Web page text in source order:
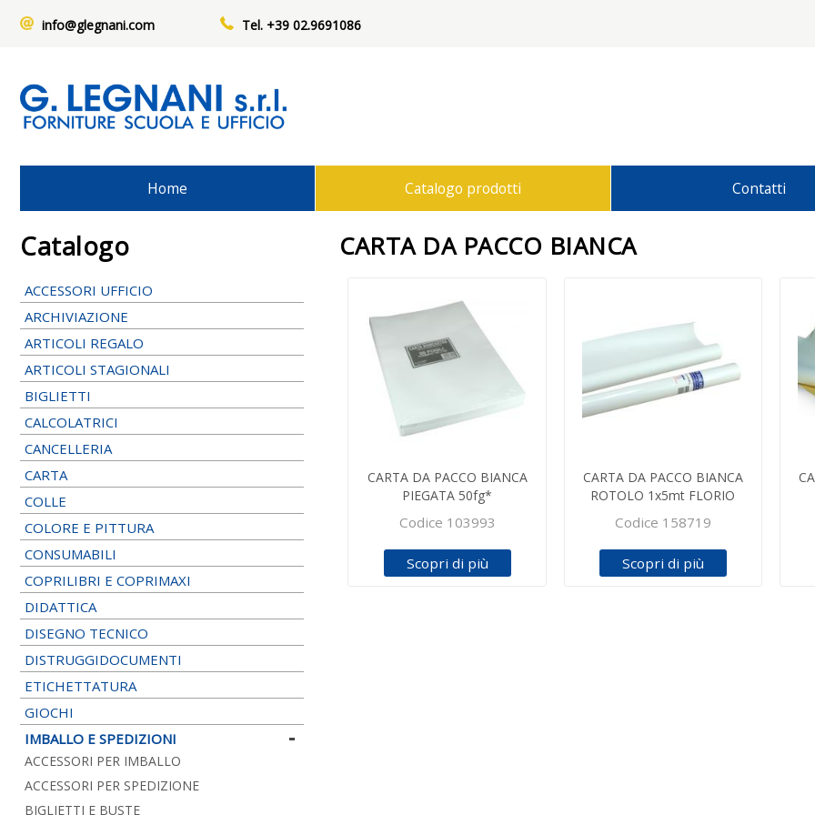
info@glegnani.com Tel. +39 02.9691086
Home Catalogo prodotti Contatti
Catalogo
ACCESSORI UFFICIO
ARCHIVIAZIONE
ARTICOLI REGALO
ARTICOLI STAGIONALI
BIGLIETTI
CALCOLATRICI
CANCELLERIA
CARTA
COLLE
COLORE E PITTURA
CONSUMABILI
COPRILIBRI E COPRIMAXI
DIDATTICA
DISEGNO TECNICO
DISTRUGGIDOCUMENTI
ETICHETTATURA
GIOCHI
IMBALLO E SPEDIZIONI
ACCESSORI PER IMBALLO
ACCESSORI PER SPEDIZIONE
BIGLIETTI E BUSTE
CARTA DA PACCO BIANCA
CARTA DA PACCO BIANCA
PIEGATA 50fg*
Codice 103993
Scopri di più
CARTA DA PACCO BIANCA
ROTOLO 1x5mt FLORIO
Codice 158719
Scopri di più